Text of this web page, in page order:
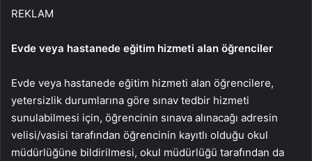
REKLAM
Evde veya hastanede eğitim hizmeti alan öğrenciler
Evde veya hastanede eğitim hizmeti alan öğrencilere,
yetersizlik durumlarına göre sınav tedbir hizmeti
sunulabilmesi için, öğrencinin sınava alınacağı adresin
velisi/vasisi tarafından öğrencinin kayıtlı olduğu okul
müdürlüğüne bildirilmesi, okul müdürlüğü tarafından da